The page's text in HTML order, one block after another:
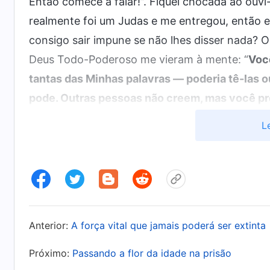
realmente foi um Judas e me entregou, então
consigo sair impune se não lhes disser nada?
Deus Todo-Poderoso me vieram à mente: “
tantas das Minhas palavras — poderia tê-las
pode. Outras pessoas não creem, mas você
humilhação por vir do céu à terra para operar
descendentes de Moabe”) . Cada uma das
consciência se sentiu duramente repreendida.
Anterior: A força vital que jamais poderá ser extinta
Próximo: Passando a flor da idade na prisão